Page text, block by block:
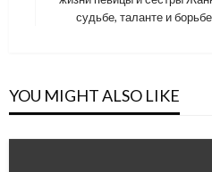
Next
Post
судьбе, таланте и
YOU MIGHT ALSO LIKE